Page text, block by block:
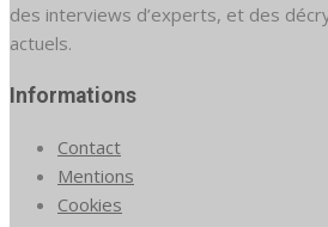
des interviews d’experts, et des
actuels.
Informations
Contact
Mentions
Cookies